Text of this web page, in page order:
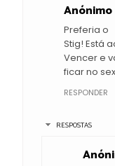
Anónimo
Preferia o
Stig! Está
Vencer e
ficar no
RESPONDER
RESPOSTAS